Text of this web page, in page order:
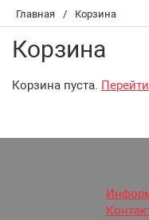
Главная / Корзина
Корзина
Корзина пуста.
Организациям
Оплата и Доставка